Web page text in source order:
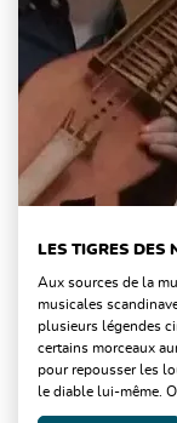
LES TIGRES DES
Aux sources de la
musicales
plusieurs légendes
certains morceaux
pour repousser les
le diable lui-même.